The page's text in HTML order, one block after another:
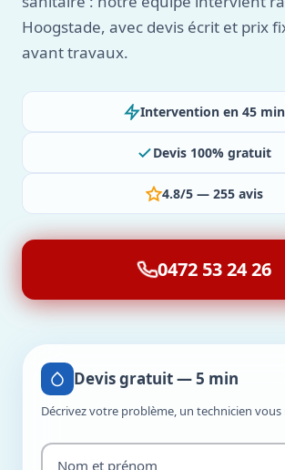
Hoogstade, avec devis écrit et prix
avant travaux.
Intervention en 45 min
Devis 100% gratuit
4.8/5 — 255 avis
0472 53 24 26
Devis gratuit — 5 min
Décrivez votre problème, un technicien vous